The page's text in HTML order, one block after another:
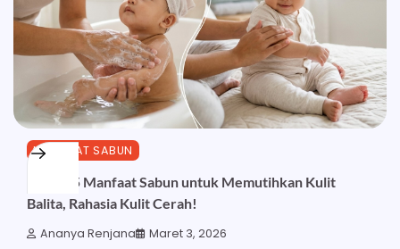
MANFAAT SABUN
Inilah 15 Manfaat Sabun untuk Memutihkan Kulit
Balita, Rahasia Kulit Cerah!
Ananya Renjana Maret 3, 2026